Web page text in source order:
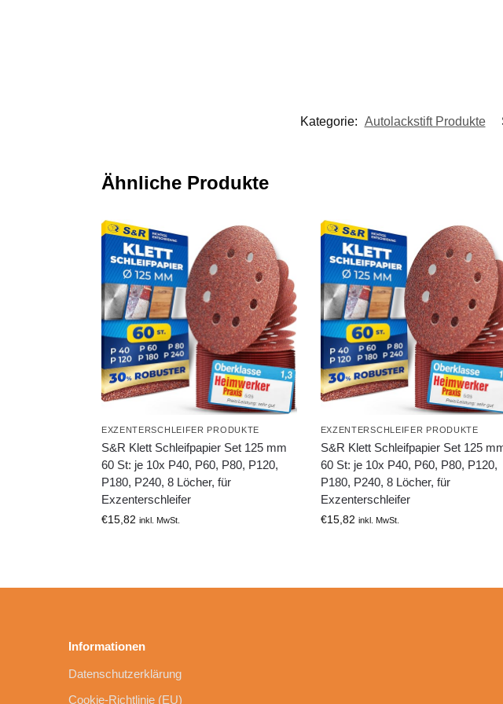
Kategorie: Autolackstift Produkte
Ähnliche Produkte
EXZENTERSCHLEIFER PRODUKTE
S&R Klett Schleifpapier Set 125 mm
60 St: je 10x P40, P60, P80, P120,
P180, P240, 8 Löcher, für
Exzenterschleifer
€15,82 inkl. MwSt.
EXZENTERSCHLEIFER PRODUKTE
S&R Klett Schleifpapier Set 125
60 St: je 10x P40, P60, P80, P120,
P180, P240, 8 Löcher, für
Exzenterschleifer
€15,82 inkl. MwSt.
Informationen
Datenschutzerklärung
Cookie-Richtlinie (EU)